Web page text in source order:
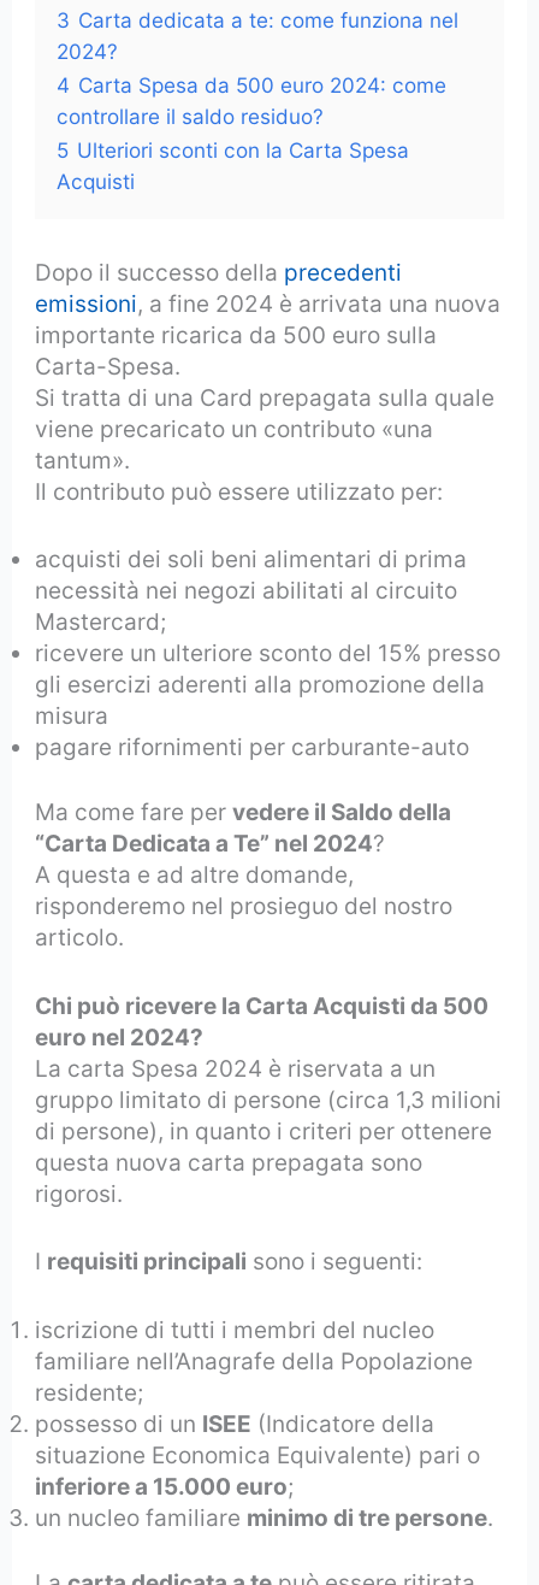
3 Carta dedicata a te: come funziona nel
2024?
4 Carta Spesa da 500 euro 2024: come
controllare il saldo residuo?
5 Ulteriori sconti con la Carta Spesa
Acquisti
Dopo il successo della precedenti
emissioni, a fine 2024 è arrivata una nuova
importante ricarica da 500 euro sulla
Carta-Spesa.
Si tratta di una Card prepagata sulla quale
viene precaricato un contributo «una
tantum».
Il contributo può essere utilizzato per:
acquisti dei soli beni alimentari di prima
necessità nei negozi abilitati al circuito
Mastercard;​
ricevere un ulteriore sconto del 15% presso
gli esercizi aderenti alla promozione della
misura
pagare rifornimenti per carburante-auto
Ma come fare pervedere il Saldo della
“Carta Dedicata a Te” nel 2024?
A questa e ad altre domande,
risponderemo nel prosieguo del nostro
articolo.
Chi può ricevere la Carta Acquisti da 500
euro nel 2024?
La carta Spesa 2024 è riservata a un
gruppo limitato di persone (circa 1,3 milioni
di persone), in quanto i criteri per ottenere
questa nuova carta prepagata sono
rigorosi.
I requisiti principali sono i seguenti:
iscrizione di tutti i membri del nucleo
familiare nell’Anagrafe della Popolazione
residente;
possesso di un ISEE (Indicatore della
situazione Economica Equivalente) pari o
inferiore a 15.000 euro;
un nucleo familiare minimo di tre persone.